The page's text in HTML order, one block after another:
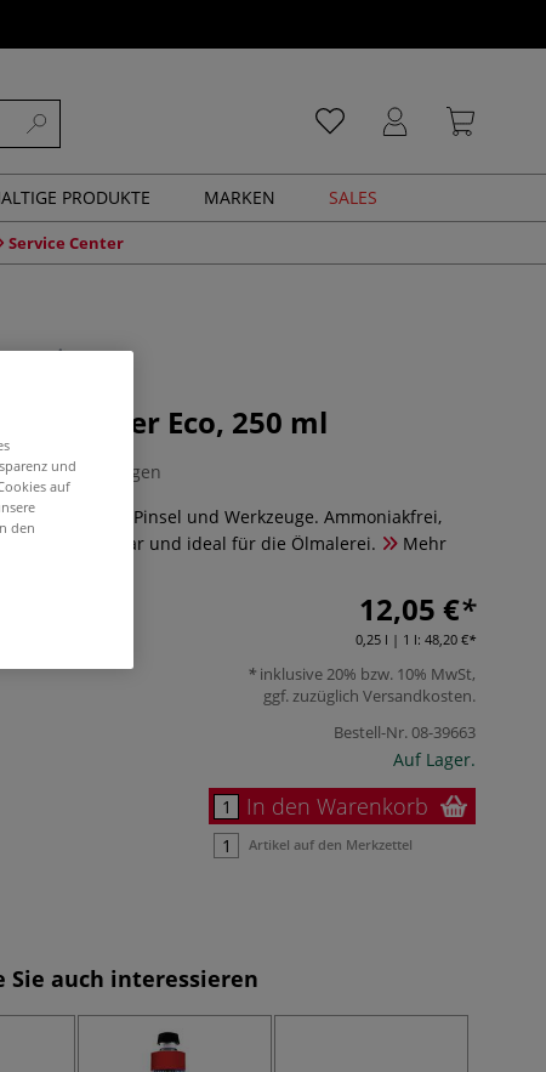
PRODUKTE MARKEN SALES
Service Center
Oil Cleaner Eco, 250 ml
0 Bewertungen
Reiniger für Pinsel und Werkzeuge. Ammoniakfrei,
verdünnbar und ideal für die Ölmalerei.
Mehr
12,05 €
0,25 l | 1 l: 48,20 €
inklusive 20% bzw. 10% MwSt,
ggf. zuzüglich Versandkosten.
Bestell-Nr.08-39663
Auf Lager.
In den Warenkorb
Artikel auf den Merkzettel
Sie auch interessieren
und
auf
den